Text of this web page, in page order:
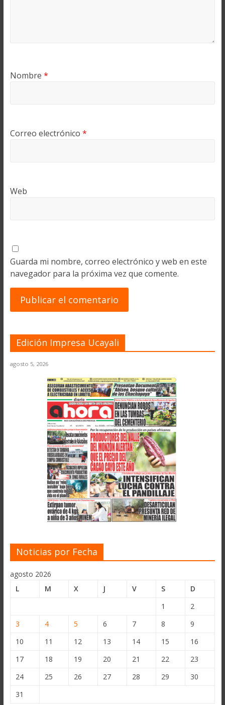
Nombre *
Correo electrónico *
Web
Guarda mi nombre, correo electrónico y web en este
navegador para la próxima vez que comente.
Edición Impresa Ucayali
agosto 5, 2026
Noticias por Fecha
agosto 2026
L
M X J V S
D
1
2
3
4 5 6 7 8
9
10
11 12 13 14 15
16
17
18 19 20 21 22
23
24
25 26 27 28 29
30
31